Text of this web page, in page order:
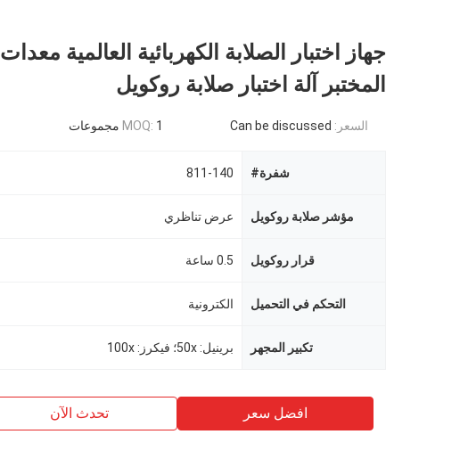
جهاز اختبار الصلابة الكهربائية العالمية معدات
المختبر آلة اختبار صلابة روكويل
السعر: Can be discussed
MOQ: 1 مجموعات
شفرة# 811-140
مؤشر صلابة روكويل عرض تناظري
قرار روكويل 0.5 ساعة
التحكم في التحميل الكترونية
تكبير المجهر برينيل: 50x؛ فيكرز: 100x
افضل سعر تحدث الآن